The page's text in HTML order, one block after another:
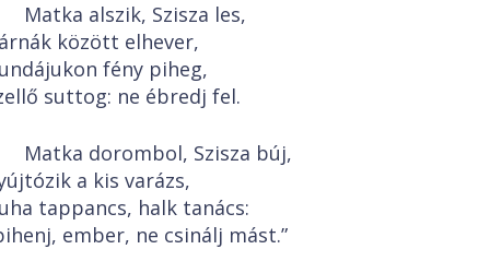
Matka alszik, Szisza les,
között elhever,
fény piheg,
suttog: ne ébredj fel.
Matka dorombol, Szisza búj,
a kis varázs,
tappancs, halk tanács:
ember, ne csinálj mást.”